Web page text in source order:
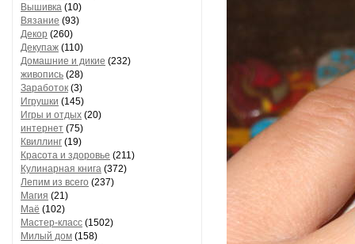
Вышивка (10)
Вязание (93)
Декор (260)
Декупаж (110)
Домашние и дикие (232)
живопись (28)
Заработок (3)
Игрушки (145)
Игры и отдых (20)
интернет (75)
Квиллинг (19)
Красота и здоровье (211)
Кулинарная книга (372)
Лепим из всего (237)
Магия (21)
Маё (102)
Мастер-класс (1502)
Милый дом (158)